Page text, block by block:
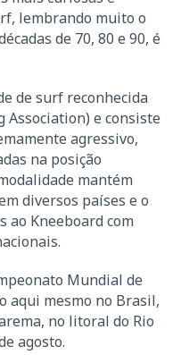
lembrando muito o
de 70, 80 e 90, é
de surf reconhecida
e consiste
agressivo,
na posição
mantém
diversos países e o
ao Kneeboard com
Mundial de
aqui mesmo no Brasil,
no litoral do Rio
agosto.